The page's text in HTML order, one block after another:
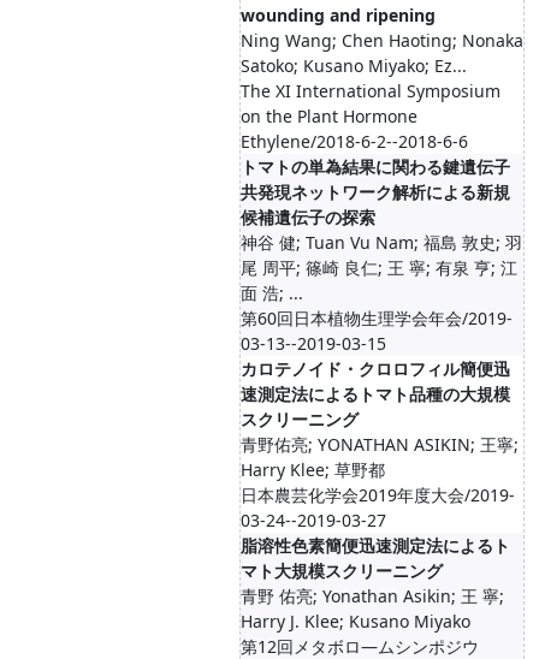
wounding and ripening
Ning Wang; Chen Haoting; Nonaka
Satoko; Kusano Miyako; Ez...
The XI International Symposium
on the Plant Hormone
Ethylene/2018-6-2--2018-6-6
トマトの単為結果に関わる鍵遺伝子
共発現ネットワーク解析による新規
候補遺伝子の探索
神谷 健; Tuan Vu Nam; 福島 敦史; 羽
尾 周平; 篠崎 良仁; 王 寧; 有泉 亨; 江
面 浩; ...
第60回日本植物生理学会年会/2019-
03-13--2019-03-15
カロテノイド・クロロフィル簡便迅
速測定法によるトマト品種の大規模
スクリーニング
青野佑亮; YONATHAN ASIKIN; 王寧;
Harry Klee; 草野都
日本農芸化学会2019年度大会/2019-
03-24--2019-03-27
脂溶性色素簡便迅速測定法によるト
マト大規模スクリーニング
青野 佑亮; Yonathan Asikin; 王 寧;
Harry J. Klee; Kusano Miyako
第12回メタボロ―ムシンポジウ